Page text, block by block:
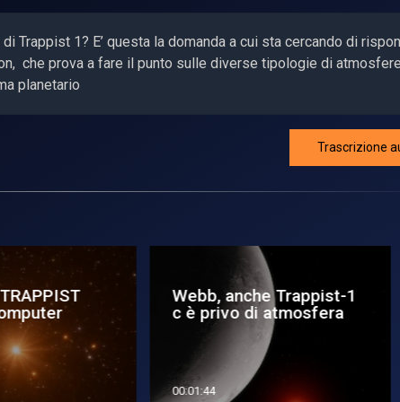
Trappist 1? E’ questa la domanda a cui sta cercando di
che prova a fare il punto sulle diverse tipologie di
planetario
Trascrizione
anche Trappist-1
di atmosfera
Voyager 1 di nuovo in
contatto con la Terra
00:01:36